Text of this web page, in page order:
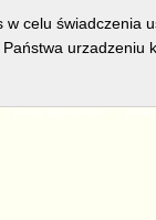
serwis
Dodaj ogłoszenie
celu świadczenia